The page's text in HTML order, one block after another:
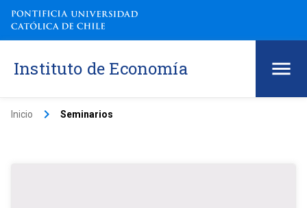
Instituto de Economía
Inicio keyboard_arrow_right Seminarios